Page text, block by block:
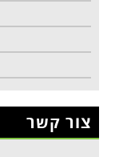
צור קשר